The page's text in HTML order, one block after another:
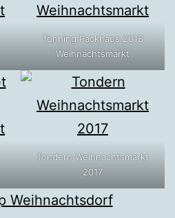
Tönning Packhaus 2018
Weihnachtsmarkt
Tondern Weihnachtsmarkt
2017